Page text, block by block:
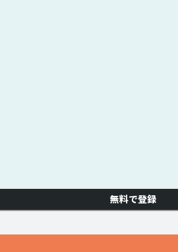
無料で登録